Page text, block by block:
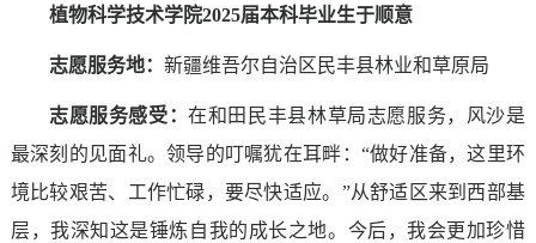
植物科学技术学院2025届本科毕业生于顺意
志愿服务地： 新疆维吾尔自治区民丰县林业和草原局
志愿服务感受 ：在和田民丰县林草局志愿服务，风沙是
最深刻的见面礼。领导的叮嘱犹在耳畔：“做好准备，这里环
境比较艰苦、工作忙碌，要尽快适应。”从舒适区来到西部基
层，我深知这是锤炼自我的成长之地。今后，我会更加珍惜